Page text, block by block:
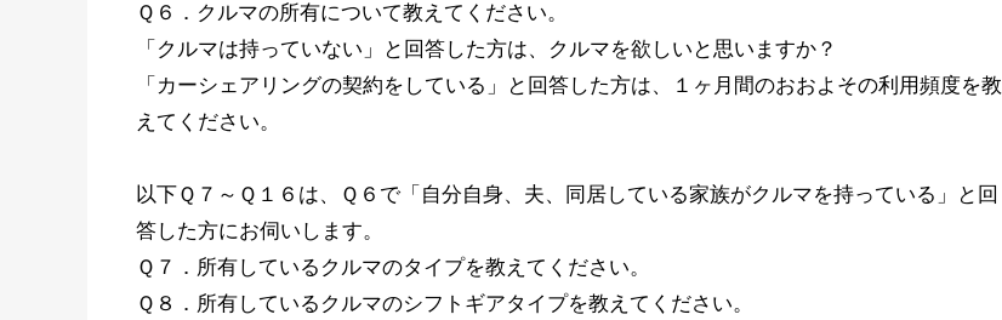
Ｑ６．クルマの所有について教えてください。
「クルマは持っていない」と回答した方は、クルマを欲しいと思いますか？
「カーシェアリングの契約をしている」と回答した方は、１ヶ月間のおおよその利用頻度を教
えてください。
以下Ｑ７～Ｑ１６は、Ｑ６で「自分自身、夫、同居している家族がクルマを持っている」と回
答した方にお伺いします。
Ｑ７．所有しているクルマのタイプを教えてください。
Ｑ８．所有しているクルマのシフトギアタイプを教えてください。